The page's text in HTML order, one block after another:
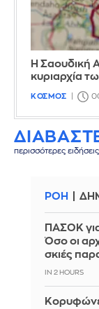
Η Σαουδική
κυριαρχία
ΚΟΣΜΟΣ
περισσότερες
ΡΟΗ
ΠΑΣΟΚ
Όσο οι
σκιές
IN 2 HOURS